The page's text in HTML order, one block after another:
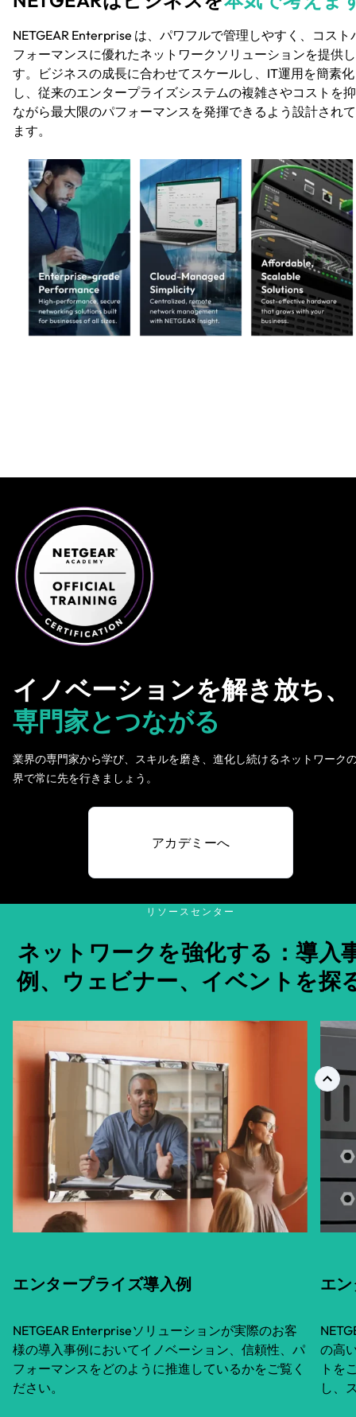
NETGEAR Enterprise は、パワフルで管理しやすく、コスト
フォーマンスに優れたネットワークソリューションを提供
す。ビジネスの成長に合わせてスケールし、IT運用を簡素化
し、従来のエンタープライズシステムの複雑さやコストを
ながら最大限のパフォーマンスを発揮できるよう設計され
ます。
イノベーションを解き放ち、
専門家とつながる
業界の専門家から学び、スキルを磨き、進化し続けるネットワーク
界で常に先を行きましょう。
アカデミーへ
リソースセンター
ネットワークを強化する：導入
例、ウェビナー、イベントを探
エンタープライズ導入例
NETGEAR Enterpriseソリューションが実際のお客
様の導入事例においてイノベーション、信頼性、パ
フォーマンスをどのように推進しているかをご覧く
ださい。
エ
の高
トを
し、